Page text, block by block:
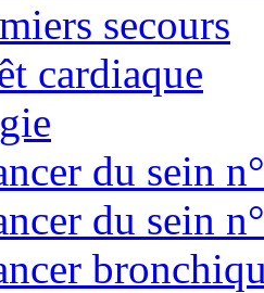
secours
cardiaque
du sein
du sein